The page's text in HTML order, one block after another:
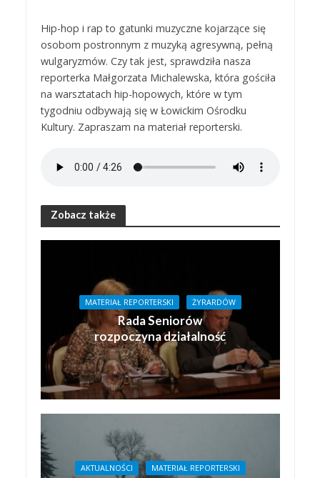
Hip-hop i rap to gatunki muzyczne kojarzące się
osobom postronnym z muzyką agresywną, pełną
wulgaryzmów. Czy tak jest, sprawdziła nasza
reporterka Małgorzata Michalewska, która gościła
na warsztatach hip-hopowych, które w tym
tygodniu odbywają się w Łowickim Ośrodku
Kultury. Zapraszam na materiał reporterski.
Zobacz także
MATERIAŁ REPORTERSKI ŻYRARDÓW
Rada Seniorów
rozpoczyna działalność
AKTUALNOŚCI MATERIAŁ REPORTERSKI